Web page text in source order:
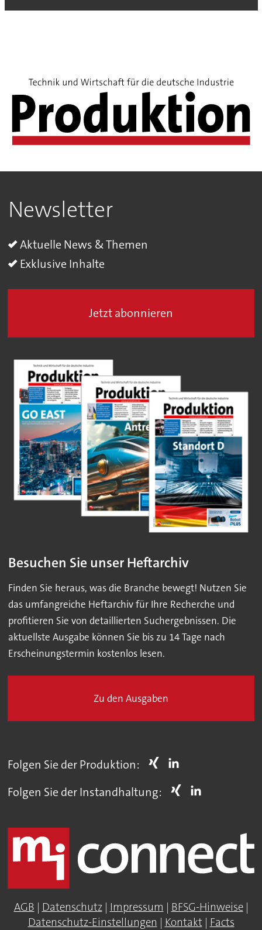
Newsletter
Aktuelle News & Themen
Exklusive Inhalte
Jetzt abonnieren
Besuchen Sie unser Heftarchiv
Finden Sie heraus, was die Branche bewegt! Nutzen Sie
das umfangreiche Heftarchiv für Ihre Recherche und
profitieren Sie von detaillierten Suchergebnissen. Die
aktuellste Ausgabe können Sie bis zu 14 Tage nach
Erscheinungstermin kostenlos lesen.
Zu den Ausgaben
Folgen Sie der Produktion:
Folgen Sie der Instandhaltung:
AGB | Datenschutz| Impressum | BFSG-Hinweise|
Datenschutz-Einstellungen | Kontakt| Facts